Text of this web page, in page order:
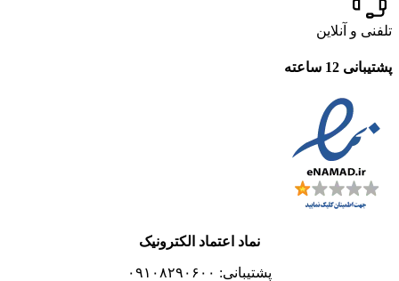
تلفنی و آنلاین
پشتیبانی 12 ساعته
نماد اعتماد الکترونیک
پشتیبانی: ۰۹۱۰۸۲۹۰۶۰۰